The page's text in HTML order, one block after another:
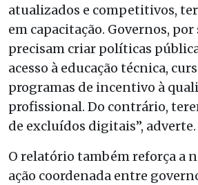
atualizados e competitivos,
em capacitação. Governos, por
precisam criar políticas
acesso à educação técnica,
programas de incentivo à
profissional. Do contrário,
de excluídos digitais”, adverte.
O relatório também reforça a
ação coordenada entre